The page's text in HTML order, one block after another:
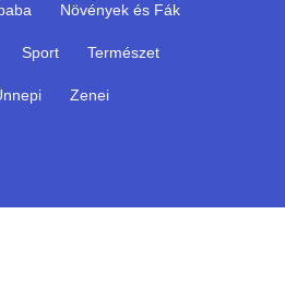
Növények és Fák
Sport Természet
Zenei